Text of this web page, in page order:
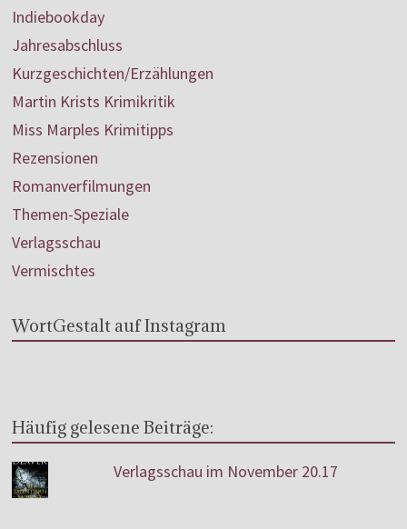
Indiebookday
Jahresabschluss
Kurzgeschichten/Erzählungen
Martin Krists Krimikritik
Miss Marples Krimitipps
Rezensionen
Romanverfilmungen
Themen-Speziale
Verlagsschau
Vermischtes
WortGestalt auf Instagram
Häufig gelesene Beiträge:
Verlagsschau im November 20.17